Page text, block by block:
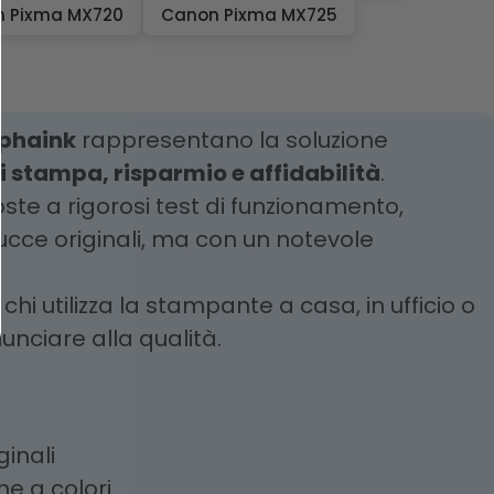
Pixma MX720
Canon Pixma MX725
rappresentano la soluzione
stampa, risparmio e affidabilità.
a rigorosi test di funzionamento,
originali, ma con un notevole
utilizza la stampante a casa, in ufficio o
alla qualità.